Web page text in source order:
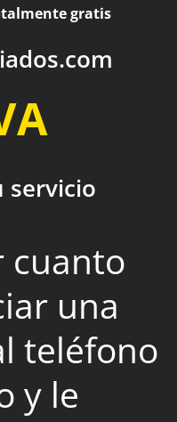
gratis
servicio
cuanto
una
teléfono
y le